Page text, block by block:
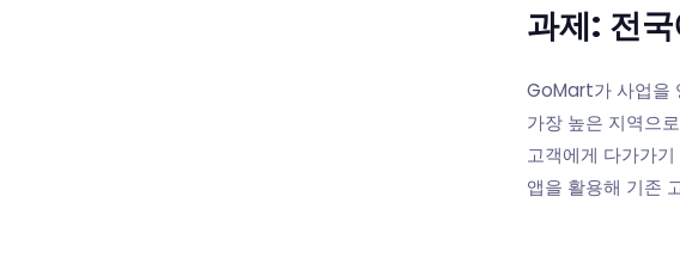
과제: 전
GoMart가 사업을
가장 높은 지역으
고객에게 다가가
앱을 활용해 기존